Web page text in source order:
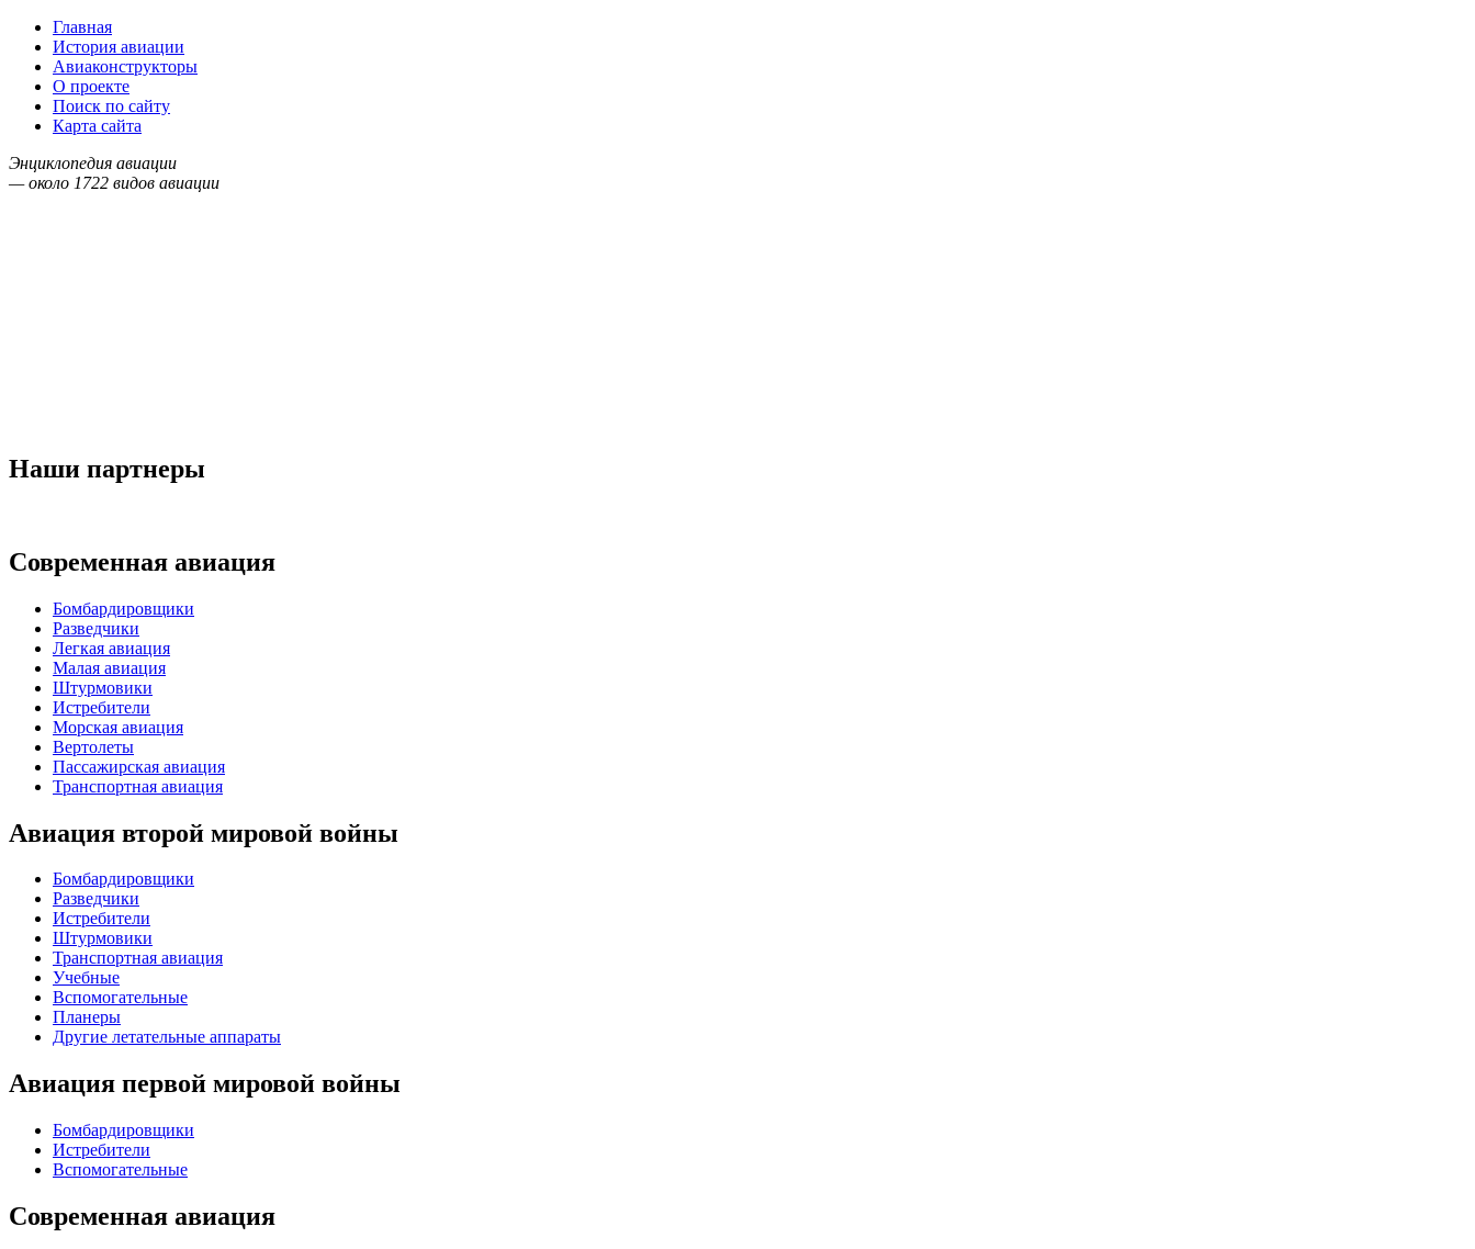
Главная
История авиации
Авиаконструкторы
О проекте
Поиск по сайту
Карта сайта
Энциклопедия авиации
— около 1722 видов авиации
Наши партнеры
Современная авиация
Бомбардировщики
Разведчики
Легкая авиация
Малая авиация
Штурмовики
Истребители
Морская авиация
Вертолеты
Пассажирская авиация
Транспортная авиация
Авиация второй мировой войны
Бомбардировщики
Разведчики
Истребители
Штурмовики
Транспортная авиация
Учебные
Вспомогательные
Планеры
Другие летательные аппараты
Авиация первой мировой войны
Бомбардировщики
Истребители
Вспомогательные
Современная авиация